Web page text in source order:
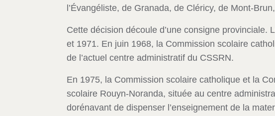
l’Évangéliste, de Granada, de Cléricy, de Mont-
Cette décision découle d’une consigne
et 1971. En juin 1968, la Commission scolaire
de l’actuel centre administratif du CSSRN.
En 1975, la Commission scolaire catholique et la
scolaire Rouyn-Noranda, située au centre
dorénavant de dispenser l’enseignement de la